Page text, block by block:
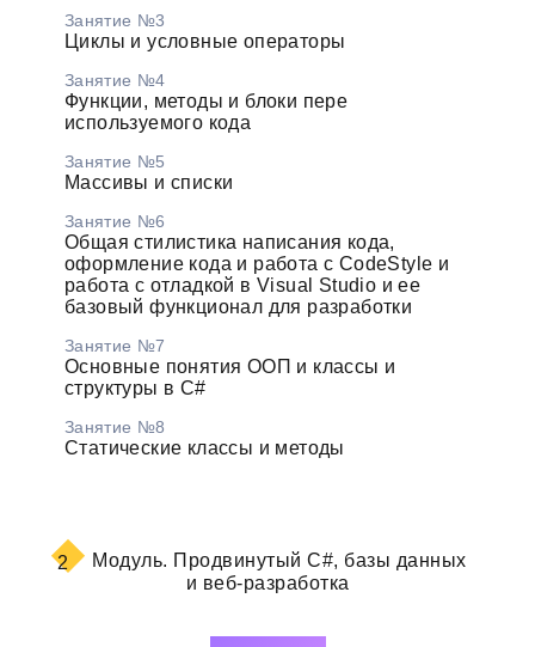
Занятие №3
Циклы и условные операторы
Занятие №4
Функции, методы и блоки пере
используемого кода
Занятие №5
Массивы и списки
Занятие №6
Общая стилистика написания кода,
оформление кода и работа с CodeStyle и
работа с отладкой в Visual Studio и ее
базовый функционал для разработки
Занятие №7
Основные понятия ООП и классы и
структуры в C#
Занятие №8
Статические классы и методы
2 Модуль. Продвинутый C#, базы данных
и веб-разработка